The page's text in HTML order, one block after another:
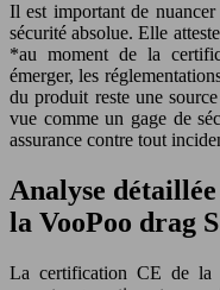
Il est important de
sécurité absolue. Elle
*au moment de la
émerger, les
du produit reste une
vue comme un gage de
assurance contre tout
Analyse
la VooPoo drag S
La certification CE de la